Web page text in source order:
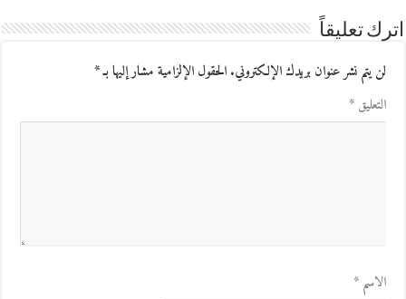
اترك تعليقاً
لن يتم نشر عنوان بريدك الإلكتروني.الحقول الإلزامية مشار إليها بـ*
التعليق*
الاسم*